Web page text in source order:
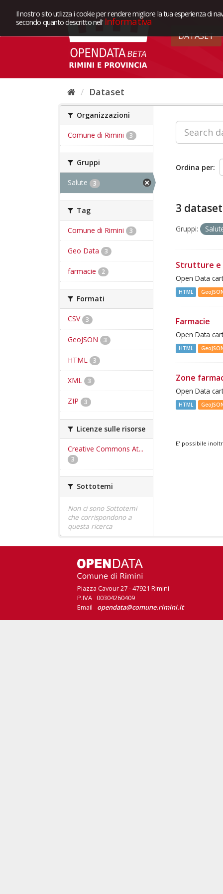
Il nostro sito utilizza i cookie per rendere migliore la tua esperienza di
secondo quanto descritto nell' Informativa
DATASET
Dataset
Organizzazioni
Comune di Rimini 3
Gruppi
Salute 3
Tag
Comune di Rimini 3
Geo Data 3
farmacie 2
Formati
CSV 3
GeoJSON 3
HTML 3
XML 3
ZIP 3
Licenze sulle risorse
Creative Commons At...
3
Sottotemi
Non ci sono Sottotemi
che corrispondono a
questa ricerca
Ordina per
3
Gruppi:
Strutture e
Open Data
HTML
Farmacie
Open Data
HTML
Zone
Open Data
HTML
E' possibile
Piazza Cavour 27 - 47921 Rimini
P.IVA 00304260409
Email opendata@comune.rimini.it